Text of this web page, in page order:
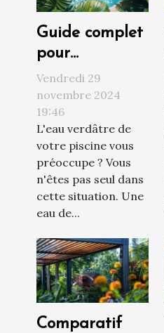
Guide complet
pour
transformer
une eau de
piscine verte
en claire
naturellement
Vendredi 29
novembre 2024
19:46
L'eau verdâtre de
votre piscine vous
préoccupe ? Vous
n'êtes pas seul dans
cette situation. Une
eau de...
Comparatif